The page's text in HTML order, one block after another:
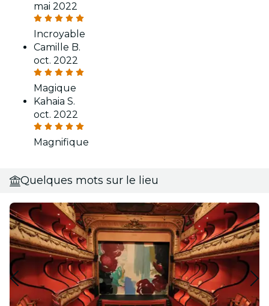
mai 2022
Incroyable
Camille B.
oct. 2022
Magique
Kahaia S.
oct. 2022
Magnifique
Quelques mots sur le lieu